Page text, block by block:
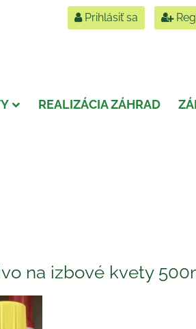
Prihlásiť sa
REALIZÁCIA ZÁHRAD
na izbové kvety